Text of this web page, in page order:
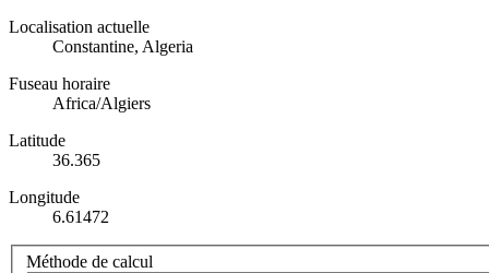
Localisation actuelle
Constantine, Algeria
Fuseau horaire
Africa/Algiers
Latitude
36.365
Longitude
6.61472
Méthode de calcul